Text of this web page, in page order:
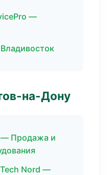
—
на-Дону
— Продажа и
Nord —